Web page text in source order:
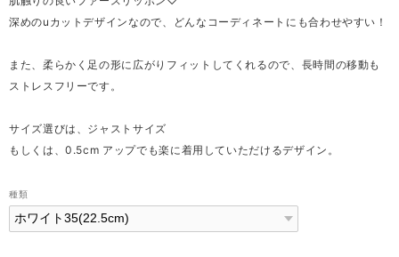
深めのuカットデザインなので、どんなコーディネートにも合わせやすい！
また、柔らかく足の形に広がりフィットしてくれるので、長時間の移動も
ストレスフリーです。
サイズ選びは、ジャストサイズ
もしくは、0.5cm アップでも楽に着用していただけるデザイン。
種類